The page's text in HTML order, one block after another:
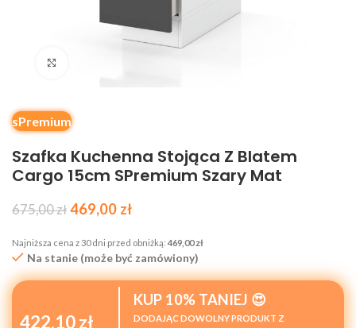
sPremium
Szafka Kuchenna Stojąca Z Blatem
Cargo 15cm SPremium Szary Mat
675,00zł 469,00 zł
Najniższa cena z 30 dni przed obniżką: 469,00zł
Na stanie (może być zamówiony)
422.10 zł
KUP 10% TANIEJ 😍
DODAJĄC DOWOLNY PRODUKT Z